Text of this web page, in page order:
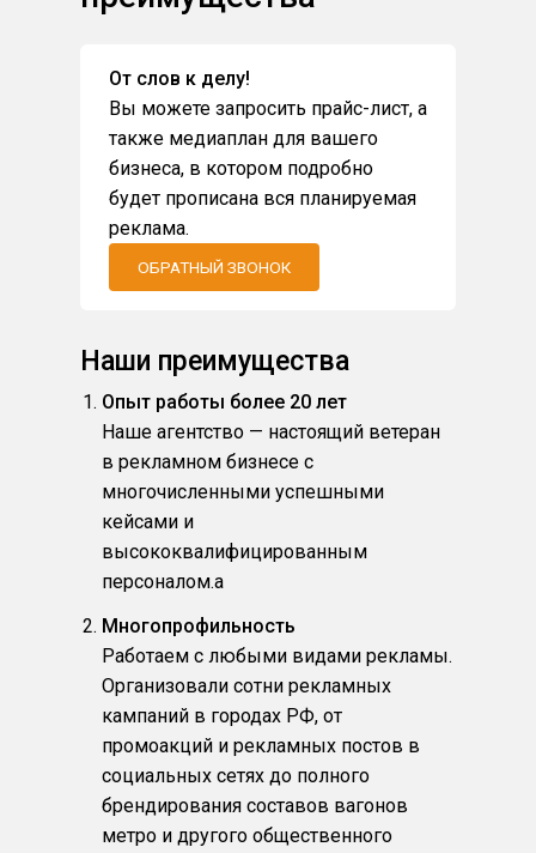
От слов к делу!
Вы можете запросить прайс-лист, а
также медиаплан для вашего
бизнеса, в котором подробно
будет прописана вся планируемая
реклама.
ОБРАТНЫЙ ЗВОНОК
Наши преимущества
Опыт работы более 20 лет
Наше агентство — настоящий ветеран
в рекламном бизнесе с
многочисленными успешными
кейсами и
высококвалифицированным
персоналом.a
Многопрофильность
Работаем с любыми видами рекламы.
Организовали сотни рекламных
кампаний в городах РФ, от
промоакций и рекламных постов в
социальных сетях до полного
брендирования составов вагонов
метро и другого общественного